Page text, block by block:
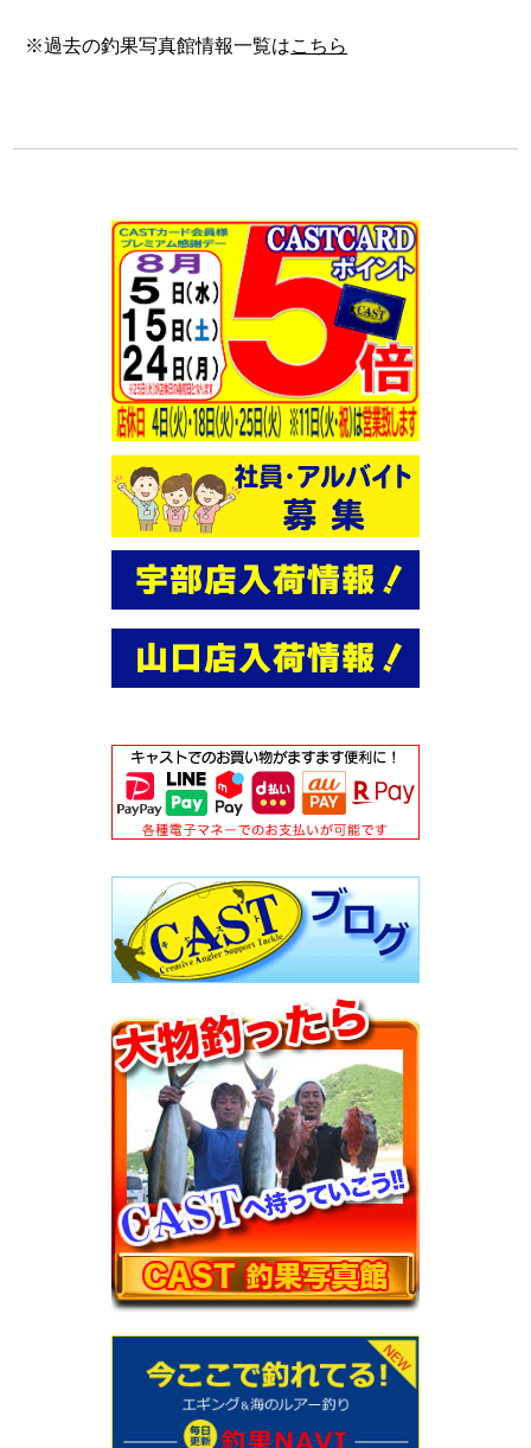
※過去の釣果写真館情報一覧はこちら